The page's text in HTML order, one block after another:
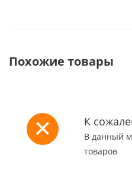
Похожие товары
К
В данный
товаров